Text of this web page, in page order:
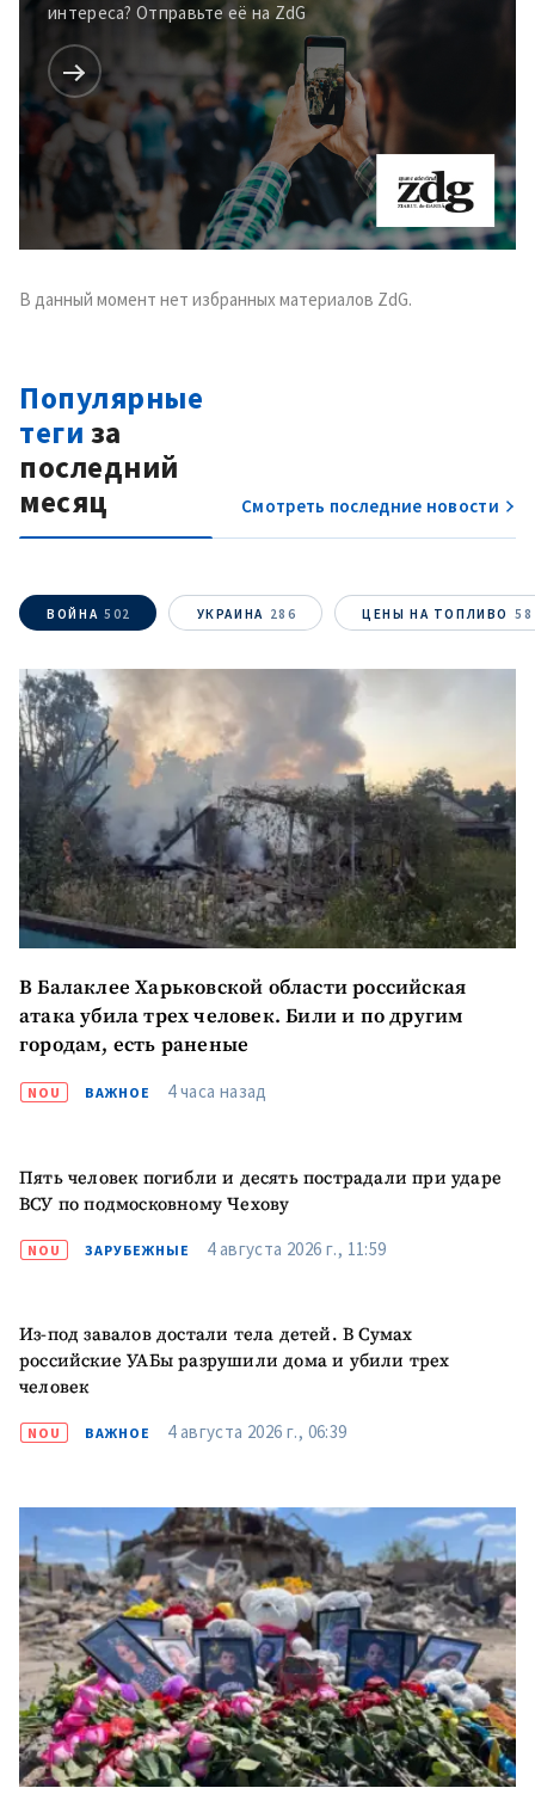
Отправить
информацию
интереса? Отправьте её на ZdG
В данный момент нет избранных материалов ZdG.
Популярные
теги за
последний
месяц
Смотреть последние новости
ВОЙНА 502 УКРАИНА 286 ЦЕНЫ НА ТОПЛИВО 58
В Балаклее Харьковской области российская
атака убила трех человек. Били и по другим
городам, есть раненые
NOU ВАЖНОЕ 4 часа назад
Пять человек погибли и десять пострадали при ударе
ВСУ по подмосковному Чехову
NOU ЗАРУБЕЖНЫЕ 4 августа 2026 г., 11:59
Из-под завалов достали тела детей. В Сумах
российские УАБы разрушили дома и убили трех
человек
NOU ВАЖНОЕ 4 августа 2026 г., 06:39
заголовок
Фотография
+ Загрузить
изображение
Ссылка на медиа
+ Добавить ссылку на
медиа
Текст новости
+ Добавить текст
новости